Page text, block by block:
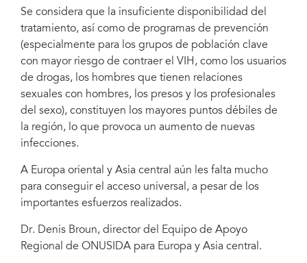
Se considera que la insuficiente disponibilidad del
tratamiento, así como de programas de prevención
(especialmente para los grupos de población clave
con mayor riesgo de contraer el VIH, como los usuarios
de drogas, los hombres que tienen relaciones
sexuales con hombres, los presos y los profesionales
del sexo), constituyen los mayores puntos débiles de
la región, lo que provoca un aumento de nuevas
infecciones.
A Europa oriental y Asia central aún les falta mucho
para conseguir el acceso universal, a pesar de los
importantes esfuerzos realizados.
Dr. Denis Broun, director del Equipo de Apoyo
Regional de ONUSIDA para Europa y Asia central.